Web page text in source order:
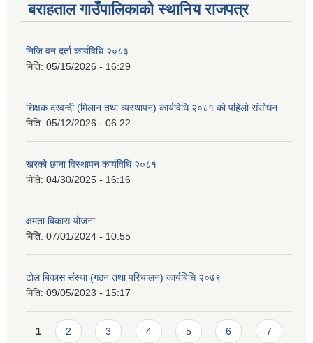
बराहताल गाउँपालिकाको स्थानिय राजपत्र
निजि वन दर्ता कार्यविधि २०८३
मिति: 05/15/2026 - 16:29
शिक्षक दरवन्दी (मिलान तथा व्यस्थापन) कार्यविधि २०८१ को पहिलो संसोधन
मिति: 05/12/2026 - 06:22
खरको छाना विस्थापन कार्यविधि २०८१
मिति: 04/30/2025 - 16:16
क्षमता बिकास योजना
मिति: 07/01/2024 - 10:55
टोल बिकास संस्था (गठन तथा परिचालन) कार्यबिधि २०७९
मिति: 09/05/2023 - 15:17
Pages
1 2 3 4 5 6 7